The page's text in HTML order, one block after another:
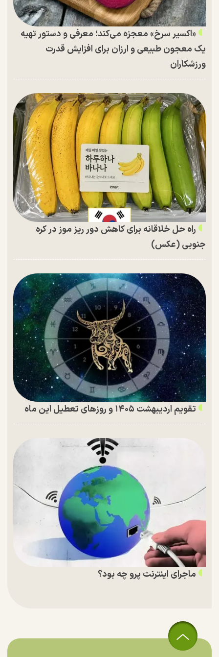
«اکسیر سرخ» معجزه می‌کند؛ معرفی و دستور تهیه
یک معجون طبیعی و ارزان برای افزایش قدرت
ورزشکاران
راه حل خلاقانه برای کاهش دور ریز موز در کره
جنوبی (عکس)
تقویم اردیبهشت ۱۴۰۵ و روز‌های تعطیل این ماه
ماجرای اینترنت پرو چه بود؟